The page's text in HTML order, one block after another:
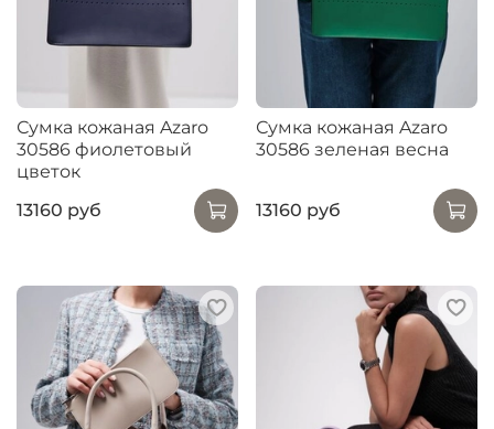
Сумка кожаная Azaro
30586 фиолетовый
цветок
13160 руб
Сумка кожаная Azaro
30586 зеленая весна
13160 руб